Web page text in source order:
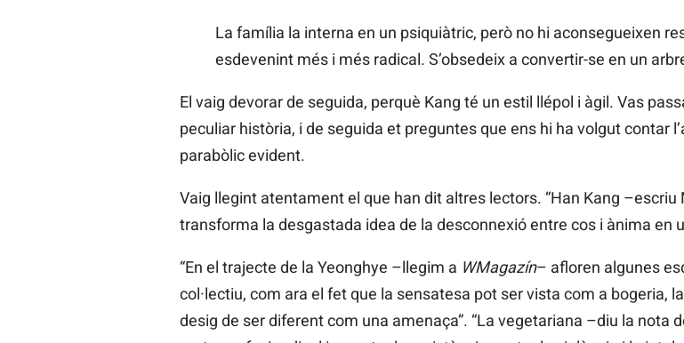
La família la interna en un psiquiàtric, però no hi aconsegueixen
esdevenint més i més radical. S’obsedeix a convertir-se en un
El vaig devorar de seguida, perquè Kang té un estil llépol i àgil. Vas
peculiar història, i de seguida et preguntes que ens hi ha volgut contar
parabòlic evident.
Vaig llegint atentament el que han dit altres lectors. “Han Kang –escriu
transforma la desgastada idea de la desconnexió entre cos i ànima en
“En el trajecte de la Yeonghye –llegim a WMagazín– afloren algunes
col·lectiu, com ara el fet que la sensatesa pot ser vista com a bogeria,
desig de ser diferent com una amenaça”. “La vegetariana –diu la nota